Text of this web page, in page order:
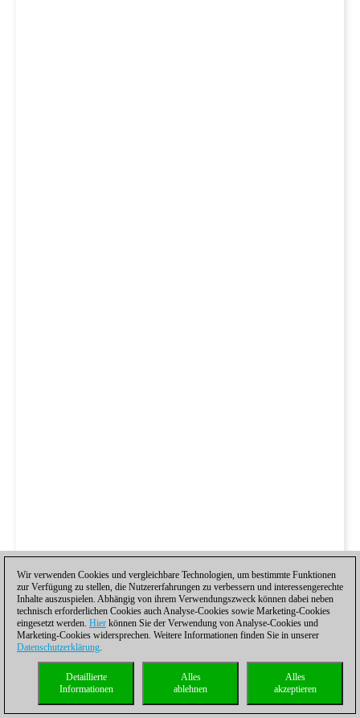
Wir verwenden Cookies und vergleichbare Technologien, um bestimmte Funktionen
zur Verfügung zu stellen, die Nutzererfahrungen zu verbessern und interessengerechte
Inhalte auszuspielen. Abhängig von ihrem Verwendungszweck können dabei neben
technisch erforderlichen Cookies auch Analyse-Cookies sowie Marketing-Cookies
eingesetzt werden. Hier können Sie der Verwendung von Analyse-Cookies und
Marketing-Cookies widersprechen. Weitere Informationen finden Sie in unserer
Datenschutzerklärung.
Alles
akzeptieren
Alles
ablehnen
Detaillierte
Informationen